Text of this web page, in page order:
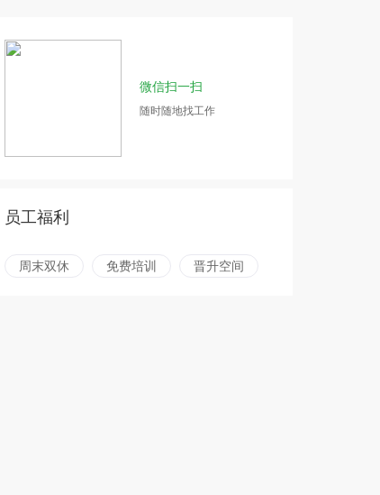
微信扫一扫
随时随地找工作
员工福利
周末双休 免费培训 晋升空间